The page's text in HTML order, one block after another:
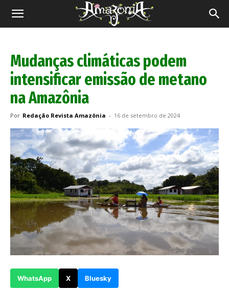
Revista
Mudanças climáticas podem
intensificar emissão de metano
na Amazônia
Por Redação Revista Amazônia - 16 de setembro de 2024
WhatsApp X Bluesky